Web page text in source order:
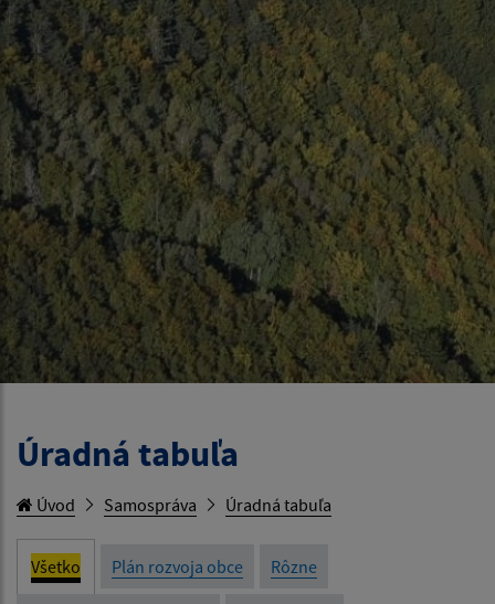
Úradná tabuľa
Úvod Samospráva Úradná tabuľa
Všetko Plán rozvoja obce Rôzne